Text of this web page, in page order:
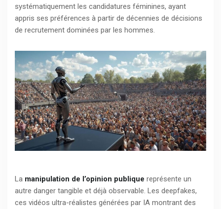
systématiquement les candidatures féminines, ayant
appris ses préférences à partir de décennies de décisions
de recrutement dominées par les hommes.
La manipulation de l’opinion publique représente un
autre danger tangible et déjà observable. Les deepfakes,
ces vidéos ultra-réalistes générées par IA montrant des